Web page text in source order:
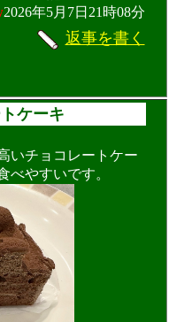
2026年5月7日21時08分
返事を書く
ケーキ
いチョコレートケー
べやすいです。